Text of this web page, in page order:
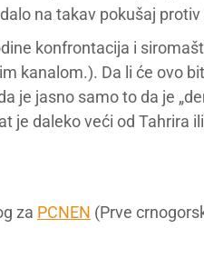
na takav pokušaj protiv
konfrontacija i
kanalom.). Da li će ovo
je jasno samo to da je
je daleko veći od Tahrira
za PCNEN (Prve